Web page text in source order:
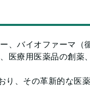
、バイオファーマ
医療用医薬品の創薬
り、その革新的な医